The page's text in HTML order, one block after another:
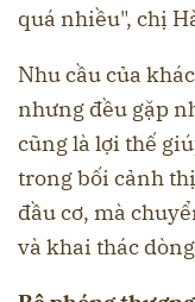
quá nhiều", chị
Nhu cầu của
nhưng đều gặp
cũng là lợi thế
trong bối cảnh
đầu cơ, mà
và khai thác